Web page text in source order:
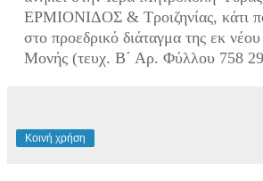
ΕΡΜΙΟΝΙΔΟΣ & Τροιζηνίας, κάτι
στο προεδρικό διάταγμα της εκ
Μονής (τευχ. Β΄ Αρ. Φύλλου 758
Κοινή χρήση